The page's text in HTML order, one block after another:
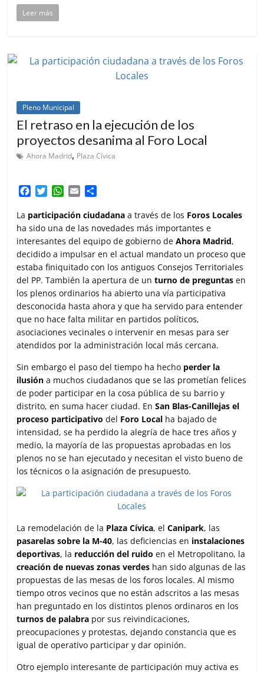
Leer más
Pleno Municipal
El retraso en la ejecución de los
proyectos desanima al Foro Local
Ahora Madrid, Plaza Cívica
F
c
e
b
o
o
k
T
i
t
t
e
r
W
a
t
s
A
p
p
E
a
i
m
p
a
r
t
i
r
La participación ciudadana a través de los Foros Locales
ha sido una de las novedades más importantes e
interesantes del equipo de gobierno deAhora Madrid,
decidido a impulsar en el actual mandato un proceso que
estaba finiquitado con los antiguos Consejos Territoriales
del PP. También la apertura de unturno de preguntas en
los plenos ordinarios ha abierto una vía participativa
desconocida hasta ahora y que ha servido para entender
que no hace falta militar en partidos políticos,
asociaciones vecinales o intervenir en mesas para ser
atendidos por la administración local más cercana.
Sin embargo el paso del tiempo ha hecho perder la
ilusión a muchos ciudadanos que se las prometían felices
de poder participar en la cosa pública de su barrio y
distrito, en suma hacer ciudad. EnSan Blas-Canillejas el
proceso participativo del Foro Local ha bajado de
intensidad, se ha perdido la alegría de hace tres años y
medio, la mayoría de las propuestas aprobadas en los
plenos no se han ejecutado y necesitan el visto bueno de
los técnicos o la asignación de presupuesto.
La remodelación de la Plaza Cívica, elCanipark, las
pasarelas sobre la M-40, las deficiencias en instalaciones
deportivas, la reducción del ruidoen el Metropolitano, la
creación de nuevas zonas verdes han sido algunas de las
propuestas de las mesas de los foros locales. Al mismo
tiempo otros vecinos que no están adscritos a las mesas
han preguntado en los distintos plenos ordinaros en los
turnos de palabra por sus reivindicaciones,
preocupaciones y protestas, dejando constancia que es
igual de operativo participar y dar opinión.
Otro ejemplo interesante de participación muy activa es